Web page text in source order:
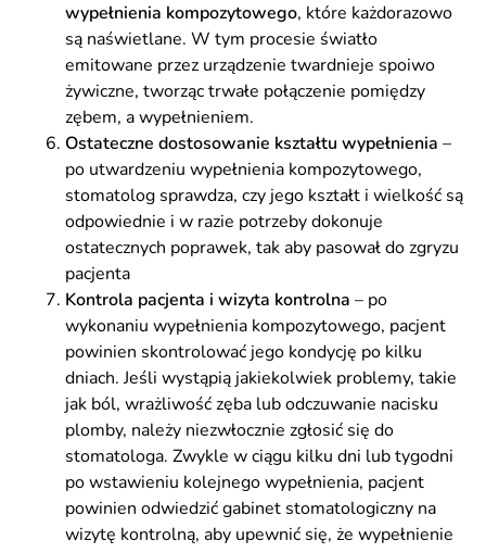
wypełnienia kompozytowego, które każdorazowo
są naświetlane. W tym procesie światło
emitowane przez urządzenie twardnieje spoiwo
żywiczne, tworząc trwałe połączenie pomiędzy
zębem, a wypełnieniem.
Ostateczne dostosowanie kształtu wypełnienia –
po utwardzeniu wypełnienia kompozytowego,
stomatolog sprawdza, czy jego kształt i wielkość są
odpowiednie i w razie potrzeby dokonuje
ostatecznych poprawek, tak aby pasował do zgryzu
pacjenta
Kontrola pacjenta i wizyta kontrolna – po
wykonaniu wypełnienia kompozytowego, pacjent
powinien skontrolować jego kondycję po kilku
dniach. Jeśli wystąpią jakiekolwiek problemy, takie
jak ból, wrażliwość zęba lub odczuwanie nacisku
plomby, należy niezwłocznie zgłosić się do
stomatologa. Zwykle w ciągu kilku dni lub tygodni
po wstawieniu kolejnego wypełnienia, pacjent
powinien odwiedzić gabinet stomatologiczny na
wizytę kontrolną, aby upewnić się, że wypełnienie